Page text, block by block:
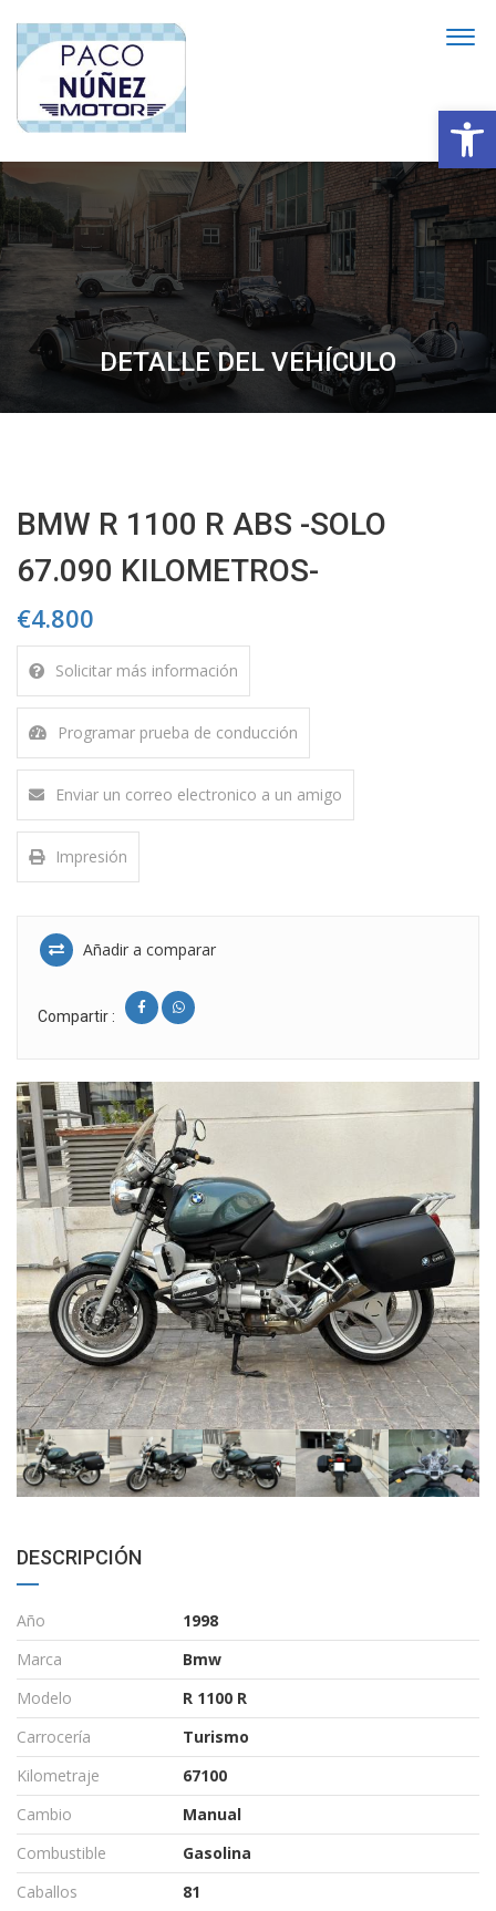
DETALLE DEL VEHÍCULO
BMW R 1100 R ABS -SOLO
67.090 KILOMETROS-
€4.800
Solicitar más información
Programar prueba de conducción
Enviar un correo electronico a un amigo
Impresión
Añadir a comparar
Compartir :
DESCRIPCIÓN
Año
1998
Marca
Bmw
Modelo
R 1100 R
Carrocería
Turismo
Kilometraje
67100
Cambio
Manual
Combustible
Gasolina
Caballos
81